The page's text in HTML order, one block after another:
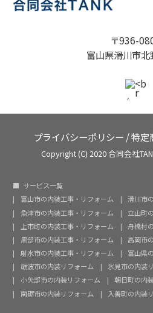
〒936-
富山県滑川市
プライバシーポリシー /特定
Copyright (C) 2020 合同会社
サービス一覧
富山市の内装工事・リフォーム
滑川市
魚津市の内装工事・リフォーム
立山町
上市町の内装工事・リフォーム
舟橋村
黒部市の内装工事・リフォーム
高岡市
射水市の内装工事・リフォーム
富山県
砺波市の内装リフォーム
氷見市の内装
小矢部市の内装リフォーム
朝日町の内
南砺市の内装リフォーム
入善町の内装